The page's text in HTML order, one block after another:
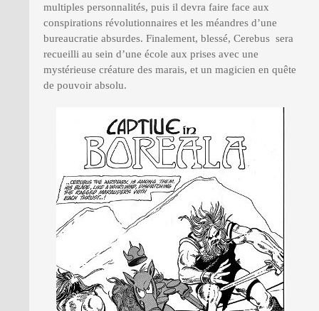
multiples personnalités, puis il devra faire face aux
conspirations révolutionnaires et les méandres d’une
bureaucratie absurdes. Finalement, blessé, Cerebus sera
recueilli au sein d’une école aux prises avec une
mystérieuse créature des marais, et un magicien en quête
de pouvoir absolu.